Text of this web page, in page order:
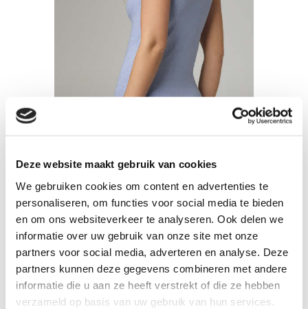
Deze website maakt gebruik van cookies
We gebruiken cookies om content en advertenties te
personaliseren, om functies voor social media te bieden
en om ons websiteverkeer te analyseren. Ook delen we
informatie over uw gebruik van onze site met onze
partners voor social media, adverteren en analyse. Deze
partners kunnen deze gegevens combineren met andere
informatie die u aan ze heeft verstrekt of die ze hebben
verzameld op basis van uw gebruik van hun services.